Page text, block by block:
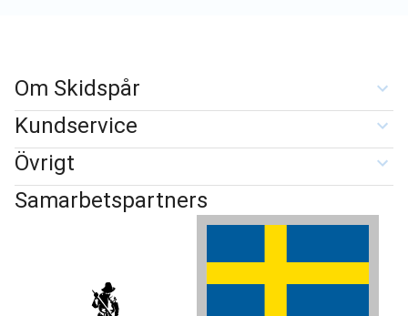
Om Skidspår
Kundservice
Övrigt
Samarbetspartners